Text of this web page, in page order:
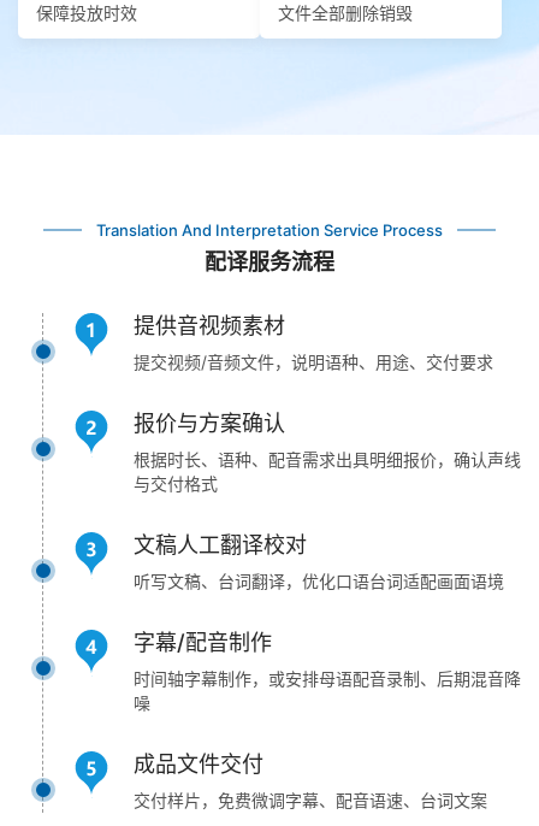
保障投放时效
文件全部删除销毁
配译服务流程
Translation And Interpretation Service Process
提供音视频素材
提交视频/音频文件，说明语种、用途、交付要求
报价与方案确认
根据时长、语种、配音需求出具明细报价，确认声线
与交付格式
文稿人工翻译校对
听写文稿、台词翻译，优化口语台词适配画面语境
字幕/配音制作
时间轴字幕制作，或安排母语配音录制、后期混音降
噪
成品文件交付
交付样片，免费微调字幕、配音语速、台词文案